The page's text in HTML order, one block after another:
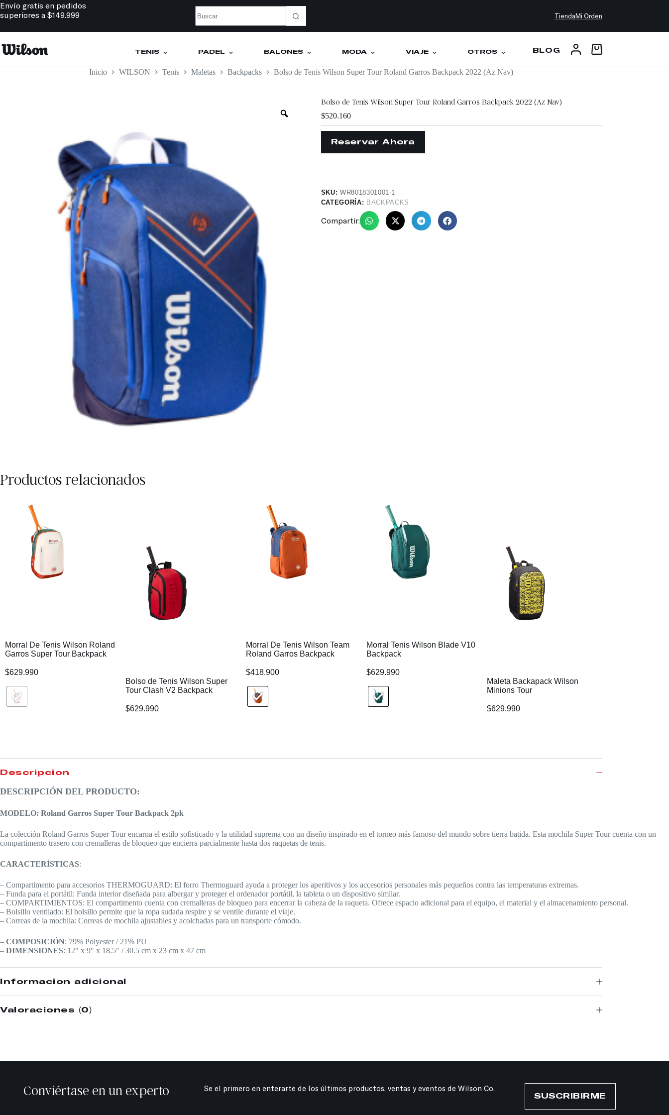
Envío gratis en pedidos
superiores a $149.999
TiendaMi Orden
TENIS PÁDEL BALONES MODA VIAJE OTROS BLOG
Inicio WILSON Tenis Maletas Backpacks Bolso de Tenis Wilson Super Tour Roland Garros Backpack 2022 (Az Nav)
Bolso de Tenis Wilson Super Tour Roland Garros Backpack 2022 (Az Nav)
$520.160
SKU:WR8018301001-1
CATEGORÍA: BACKPACKS
Compartir:
Productos relacionados
Morral De Tenis Wilson Roland
Garros Super Tour Backpack
$629.990
Bolso de Tenis Wilson Super
Tour Clash V2 Backpack
$629.990
Morral De Tenis Wilson Team
Roland Garros Backpack
$418.900
Morral Tenis Wilson Blade V10
Backpack
$629.990
Maleta Backapack Wilson
Minions Tour
$629.990
Descripción
DESCRIPCIÓN DEL PRODUCTO:
MODELO: Roland Garros Super Tour Backpack 2pk
La colección Roland Garros Super Tour encarna el estilo sofisticado y la utilidad suprema con un diseño inspirado en el torneo más famoso del mundo sobre tierra batida. Esta mochila Super Tour cuenta con un
compartimento trasero con cremalleras de bloqueo que encierra parcialmente hasta dos raquetas de tenis.
CARACTERÍSTICAS:
– Compartimento para accesorios THERMOGUARD: El forro Thermoguard ayuda a proteger los aperitivos y los accesorios personales más pequeños contra las temperaturas extremas.
– Funda para el portátil: Funda interior diseñada para albergar y proteger el ordenador portátil, la tableta o un dispositivo similar.
– COMPARTIMIENTOS: El compartimento cuenta con cremalleras de bloqueo para encerrar la cabeza de la raqueta. Ofrece espacio adicional para el equipo, el material y el almacenamiento personal.
– Bolsillo ventilado: El bolsillo permite que la ropa sudada respire y se ventile durante el viaje.
– Correas de la mochila: Correas de mochila ajustables y acolchadas para un transporte cómodo.
– COMPOSICIÓN: 79% Polyester / 21% PU
– DIMENSIONES: 12″ x 9″ x 18.5″ / 30.5 cm x 23 cm x 47 cm
Información adicional
Valoraciones (0)
Conviértase en un experto Se el primero en enterarte de los últimos productos, ventas y eventos de Wilson Co.
SUSCRIBIRME